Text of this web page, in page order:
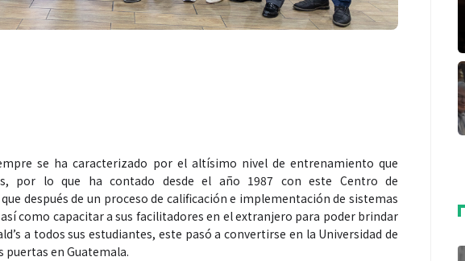
se ha caracterizado por el altísimo nivel de entrenamiento que
por lo que ha contado desde el año 1987 con este Centro de
después de un proceso de calificación e implementación de sistemas
como capacitar a sus facilitadores en el extranjero para poder brindar
a todos sus estudiantes, este pasó a convertirse en la Universidad de
puertas en Guatemala.